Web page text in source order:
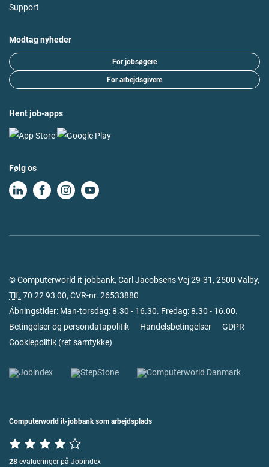
Support
Modtag nyheder
For jobsøgere
For arbejdsgivere
Hent job-apps
Følg os
© Computerworld it-jobbank, Carl Jacobsens Vej 29-31, 2500 Valby,
Tlf. 70 22 93 00, CVR-nr. 26533880
Åbningstider: Man-torsdag: 8.30 - 16.30. Fredag: 8.30 - 16.00.
Betingelser og persondatapolitik
Handelsbetingelser
GDPR
Cookiepolitik (ret samtykke)
Computerworld it-jobbank som arbejdsplads
28 evalueringer på Jobindex